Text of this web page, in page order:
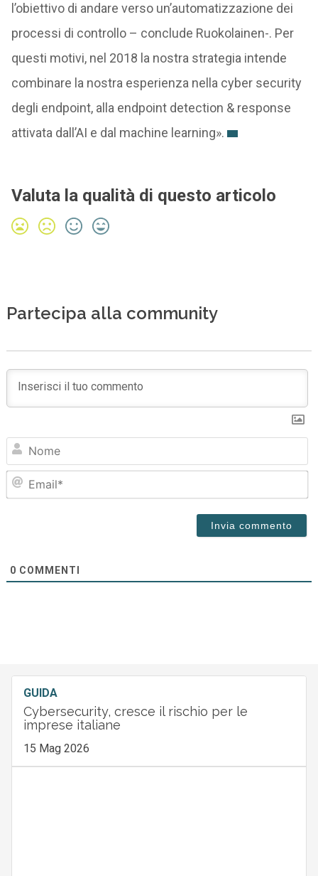
l’obiettivo di andare verso un’automatizzazione dei
processi di controllo – conclude Ruokolainen-. Per
questi motivi, nel 2018 la nostra strategia intende
combinare la nostra esperienza nella cyber security
degli endpoint, alla endpoint detection & response
attivata dall’AI e dal machine learning».
Valuta la qualità di questo articolo
Partecipa alla community
0 COMMENTI
GUIDA
Cybersecurity, cresce il rischio per le
imprese italiane
15 Mag 2026